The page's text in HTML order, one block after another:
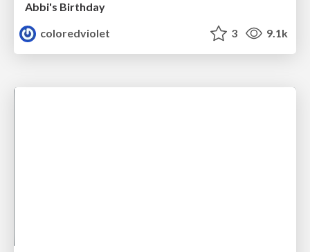
Abbi's Birthday
coloredviolet
3 9.1k